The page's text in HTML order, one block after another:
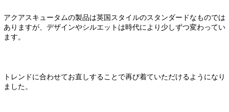
アクアスキュータムの製品は英国スタイルのスタンダードなものでは
ありますが、デザインやシルエットは時代により少しずつ変わってい
ます。
トレンドに合わせてお直しすることで再び着ていただけるようになり
ました。